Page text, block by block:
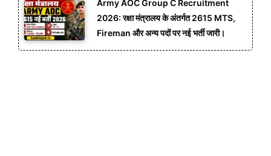
Army AOC Group C Recruitment
2026: रक्षा मंत्रालय के अंतर्गत 2615 MTS,
Fireman और अन्य पदों पर नई भर्ती जारी।